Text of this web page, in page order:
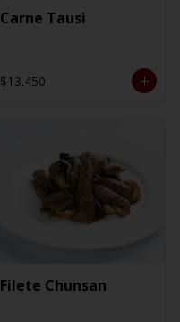
Carne Tausi
$13.450
Filete Chunsan